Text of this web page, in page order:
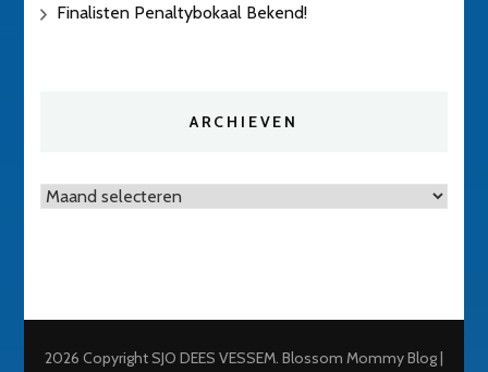
Finalisten Penaltybokaal Bekend!
ARCHIEVEN
Archieven
2026 CopyrightSJO DEES VESSEM. Blossom Mommy Blog |